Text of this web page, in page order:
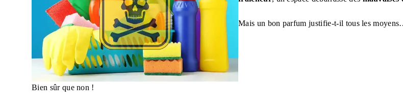
Mais un bon parfum justifie-t-il tous les
Bien sûr que non !